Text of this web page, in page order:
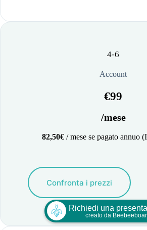
Richiedi una
creato da
4-6
Account
€99
/mese
82,50€ / mese se pagato annuo
Confronta i prezzi